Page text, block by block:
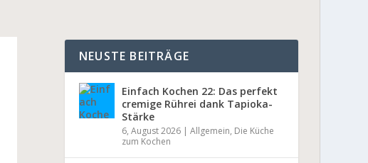
NEUSTE BEITRÄGE
Einfach Kochen 22: Das perfekt
cremige Rührei dank Tapioka-
Stärke
6, August 2026| Allgemein, Die Küche
zum Kochen